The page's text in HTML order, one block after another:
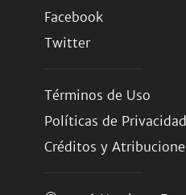
Facebook
Twitter
Términos de Uso
Políticas de Privacidad
Créditos y